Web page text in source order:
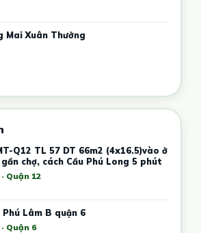
Mai Xuân Thưởng
57 DT 66m2 (4x16.5)vào ở
chợ, cách Cầu Phú Long 5 phút
Quận 12
Phú Lâm B quận 6
Quận 6